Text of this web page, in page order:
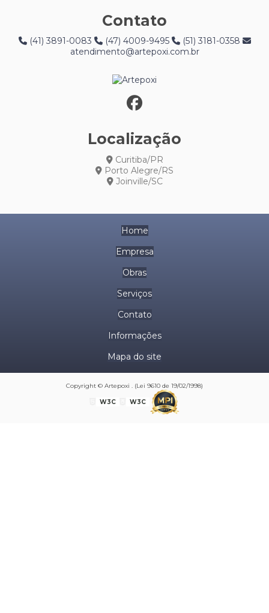
Contato
(41) 3891-0083 (47) 4009-9495
(51) 3181-0358
atendimento@artepoxi.com.br
Localização
Curitiba/PR
Porto Alegre/RS
Joinville/SC
Home
Empresa
Obras
Serviços
Contato
Informações
Mapa do site
Copyright © Artepoxi . (Lei 9610 de 19/02/1998)
W3C W3C